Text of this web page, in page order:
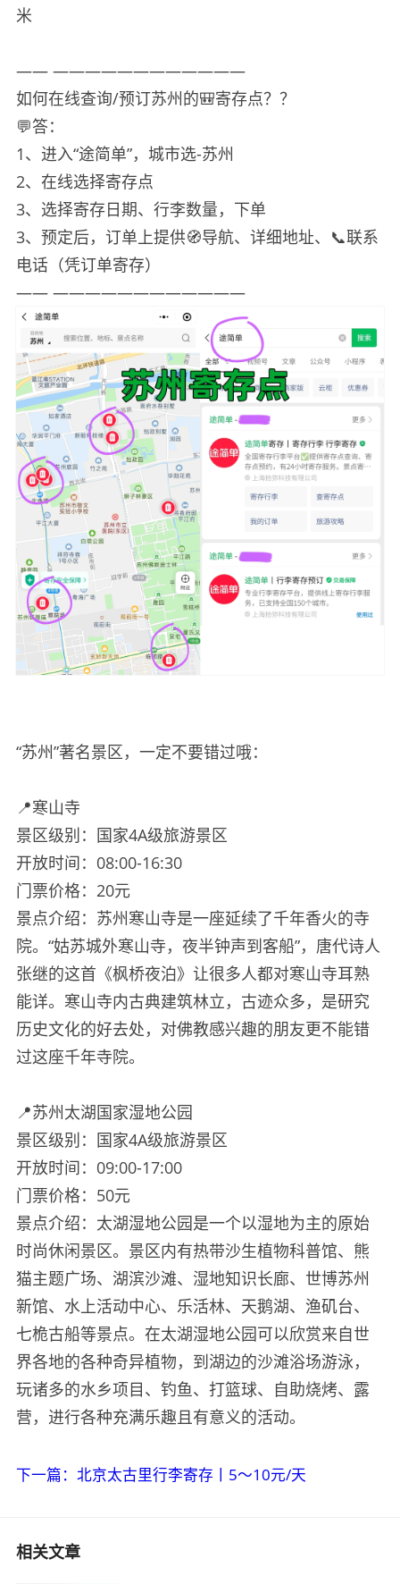
米
—— ————————————
如何在线查询/预订苏州的🎒寄存点？？
💬答：
1、进入“途简单”，城市选-苏州
2、在线选择寄存点
3、选择寄存日期、行李数量，下单
3、预定后，订单上提供🧭导航、详细地址、📞联系
电话（凭订单寄存）
—— ————————————
“苏州”著名景区，一定不要错过哦：
📍寒山寺
景区级别：国家4A级旅游景区
开放时间：08:00-16:30
门票价格：20元
景点介绍：苏州寒山寺是一座延续了千年香火的寺
院。“姑苏城外寒山寺，夜半钟声到客船”，唐代诗人
张继的这首《枫桥夜泊》让很多人都对寒山寺耳熟
能详。寒山寺内古典建筑林立，古迹众多，是研究
历史文化的好去处，对佛教感兴趣的朋友更不能错
过这座千年寺院。
📍苏州太湖国家湿地公园
景区级别：国家4A级旅游景区
开放时间：09:00-17:00
门票价格：50元
景点介绍：太湖湿地公园是一个以湿地为主的原始
时尚休闲景区。景区内有热带沙生植物科普馆、熊
猫主题广场、湖滨沙滩、湿地知识长廊、世博苏州
新馆、水上活动中心、乐活林、天鹅湖、渔矶台、
七桅古船等景点。在太湖湿地公园可以欣赏来自世
界各地的各种奇异植物，到湖边的沙滩浴场游泳，
玩诸多的水乡项目、钓鱼、打篮球、自助烧烤、露
营，进行各种充满乐趣且有意义的活动。
下一篇：北京太古里行李寄存丨5～10元/天
相关文章